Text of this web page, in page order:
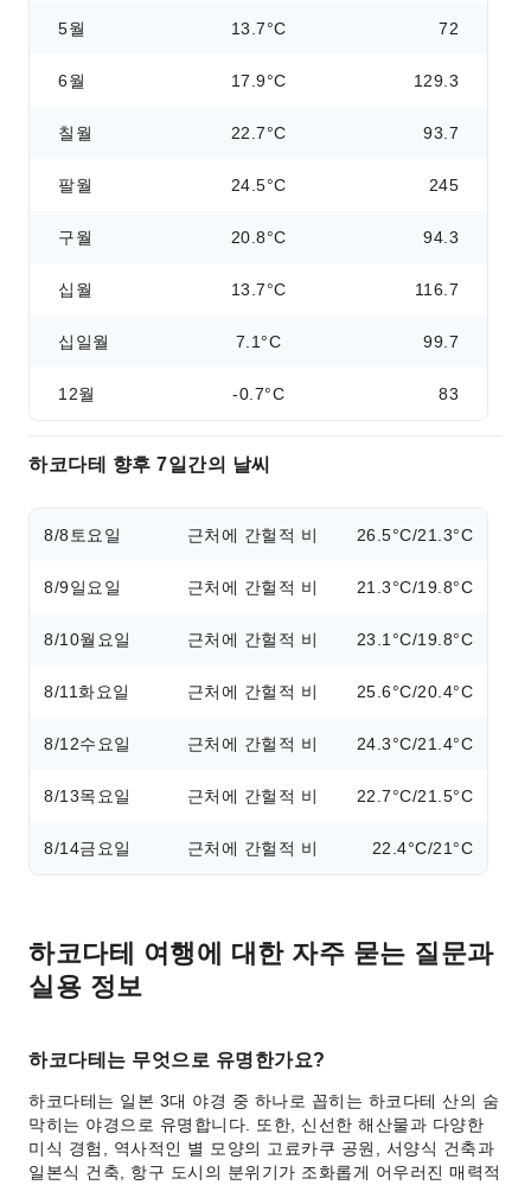
5월 13.7°C 72
6월 17.9°C 129.3
칠월 22.7°C 93.7
팔월 24.5°C 245
구월 20.8°C 94.3
십월 13.7°C 116.7
십일월 7.1°C 99.7
12월 -0.7°C 83
하코다테 향후 7일간의 날씨
8/8 토요일 근처에 간헐적 비 26.5°C/21.3°C
8/9일요일 근처에 간헐적 비 21.3°C/19.8°C
8/10월요일 근처에 간헐적 비 23.1°C/19.8°C
8/11 화요일 근처에 간헐적 비 25.6°C/20.4°C
8/12수요일 근처에 간헐적 비 24.3°C/21.4°C
8/13목요일 근처에 간헐적 비 22.7°C/21.5°C
8/14금요일 근처에 간헐적 비 22.4°C/21°C
하코다테 여행에 대한 자주 묻는 질문과
실용 정보
하코다테는 무엇으로 유명한가요?
하코다테는 일본 3대 야경 중 하나로 꼽히는 하코다테 산의 숨
막히는 야경으로 유명합니다. 또한, 신선한 해산물과 다양한
미식 경험, 역사적인 별 모양의 고료카쿠 공원, 서양식 건축과
일본식 건축, 항구 도시의 분위기가 조화롭게 어우러진 매력적